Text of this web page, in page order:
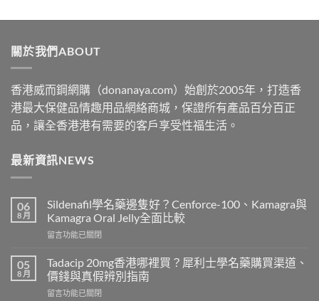
$329
關於我們ABOUT
香港威而鋼網購（donanaya.com）始創於2005年，打造香
港最大保健品情趣用品網絡商城，保證所有產品百分百正
品，讓全香港港有需要的客戶享受性福生活。
最新資訊NEWS
06
8 月
Sildenafil學名藥邊隻好？Cenforce-100、Kamagra與
Kamagra Oral Jelly全面比較
在
學
名
藥
邊
留言功能已關閉
05
8 月
Tadacip 20mg香港哪裡買？犀利士學名藥購買渠道、
價錢與真假辨別指南
在
留言功能已關閉